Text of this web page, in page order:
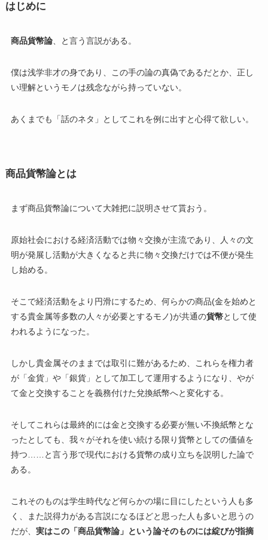
はじめに
商品貨幣論、と言う言説がある。
僕は浅学非才の身であり、この手の論の真偽であるだとか、正し
い理解というモノは残念ながら持っていない。
あくまでも「話のネタ」としてこれを例に出すと心得て欲しい。
商品貨幣論とは
まず商品貨幣論について大雑把に説明させて貰おう。
原始社会における経済活動では物々交換が主流であり、人々の文
明が発展し活動が大きくなると共に物々交換だけでは不便が発生
し始める。
そこで経済活動をより円滑にするため、何らかの商品(金を始めと
する貴金属等多数の人々が必要とするモノ)が共通の貨幣として使
われるようになった。
しかし貴金属そのままでは取引に難があるため、これらを権力者
が「金貨」や「銀貨」として加工して運用するようになり、やが
て金と交換することを義務付けた兌換紙幣へと変化する。
そしてこれらは最終的には金と交換する必要が無い不換紙幣とな
ったとしても、我々がそれを使い続ける限り貨幣としての価値を
持つ……と言う形で現代における貨幣の成り立ちを説明した論で
ある。
これそのものは学生時代など何らかの場に目にしたという人も多
く、また説得力がある言説になるほどと思った人も多いと思うの
だが、 実はこの「商品貨幣論」という論そのものには綻びが指摘